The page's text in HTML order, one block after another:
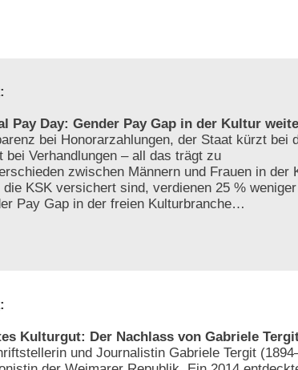
:
Pay Day: Gender Pay Gap in der Kultur
bei Honorarzahlungen, der Staat kürzt bei
bei Verhandlungen – all das trägt zu
zwischen Männern und Frauen in der
die KSK versichert sind, verdienen 25 %
Pay Gap in der freien Kulturbranche…
:
Kulturgut: Der Nachlass von Gabriele
und Journalistin Gabriele Tergit